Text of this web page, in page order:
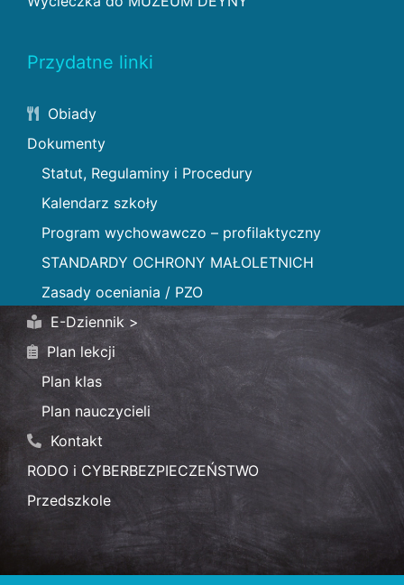
Przydatne linki
Obiady
Dokumenty
Statut, Regulaminy i Procedury
Kalendarz szkoły
Program wychowawczo – profilaktyczny
STANDARDY OCHRONY MAŁOLETNICH
Zasady oceniania / PZO
E-Dziennik >
Plan lekcji
Plan klas
Plan nauczycieli
Kontakt
RODO i CYBERBEZPIECZEŃSTWO
Przedszkole